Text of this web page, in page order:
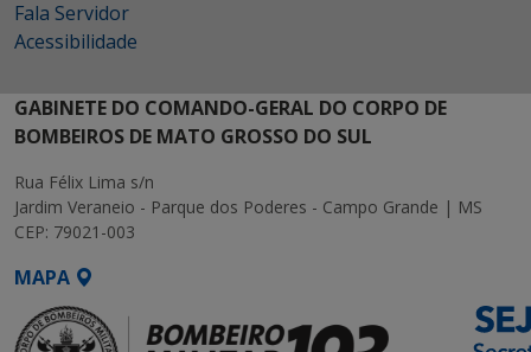
Fala Servidor
Acessibilidade
GABINETE DO COMANDO-GERAL DO CORPO DE
BOMBEIROS DE MATO GROSSO DO SUL
Rua Félix Lima s/n
Jardim Veraneio - Parque dos Poderes - Campo Grande | MS
CEP: 79021-003
MAPA